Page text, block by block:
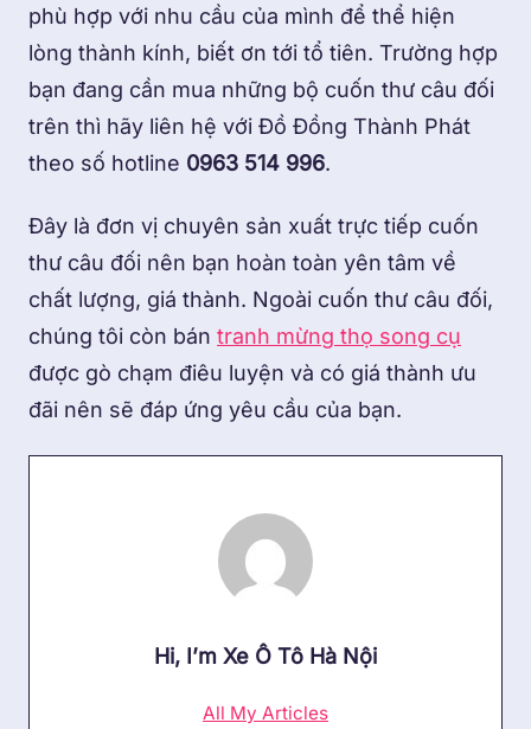
phù hợp với nhu cầu của mình để thể hiện
lòng thành kính, biết ơn tới tổ tiên. Trường hợp
bạn đang cần mua những bộ cuốn thư câu đối
trên thì hãy liên hệ với Đồ Đồng Thành Phát
theo số hotline 0963 514 996.
Đây là đơn vị chuyên sản xuất trực tiếp cuốn
thư câu đối nên bạn hoàn toàn yên tâm về
chất lượng, giá thành. Ngoài cuốn thư câu đối,
chúng tôi còn bán tranh mừng thọ song cụ
được gò chạm điêu luyện và có giá thành ưu
đãi nên sẽ đáp ứng yêu cầu của bạn.
Hi, I’m Xe Ô Tô Hà Nội
All My Articles